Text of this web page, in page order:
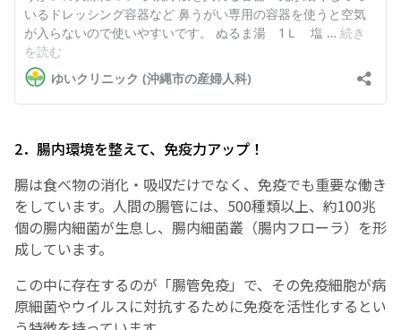
2．腸内環境を整えて、免疫力アップ！
腸は食べ物の消化・吸収だけでなく、免疫でも重要な働き
をしています。人間の腸管には、500種類以上、約100兆
個の腸内細菌が生息し、腸内細菌叢（腸内フローラ）を形
成しています。
この中に存在するのが「腸管免疫」で、その免疫細胞が病
原細菌やウイルスに対抗するために免疫を活性化するとい